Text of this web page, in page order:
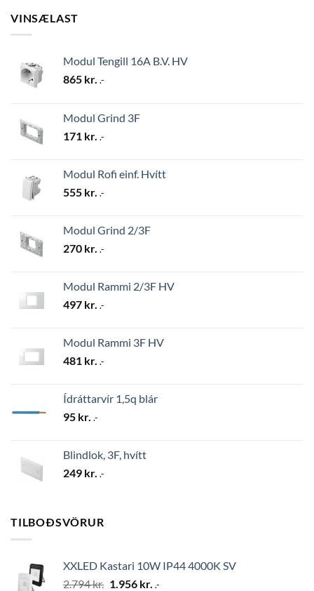
VINSÆLAST
Modul Tengill 16A B.V. HV
865 kr. .-
Modul Grind 3F
171 kr. .-
Modul Rofi einf. Hvítt
555 kr. .-
Modul Grind 2/3F
270 kr. .-
Modul Rammi 2/3F HV
497 kr. .-
Modul Rammi 3F HV
481 kr. .-
Ídráttarvír 1,5q blár
95 kr. .-
Blindlok, 3F, hvítt
249 kr. .-
TILBOÐSVÖRUR
XXLED Kastari 10W IP44 4000K SV
2.794kr. Original
1.956 kr. Current
.-